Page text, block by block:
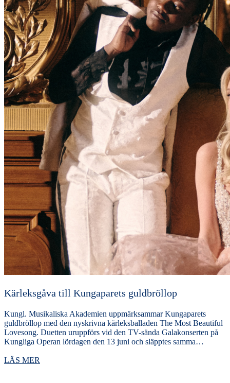
Kärleksgåva till Kungaparets guldbröllop
Kungl. Musikaliska Akademien uppmärksammar Kungaparets
guldbröllop med den nyskrivna kärleksballaden The Most Beautiful
Lovesong. Duetten uruppförs vid den TV-sända Galakonserten på
Kungliga Operan lördagen den 13 juni och släpptes samma…
LÄS MER